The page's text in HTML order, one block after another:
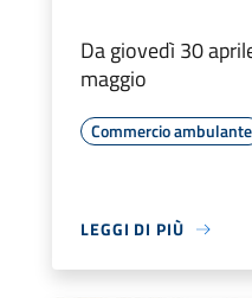
Da giovedì 30
maggio
Commercio ambulante
LEGGI DI PIÙ